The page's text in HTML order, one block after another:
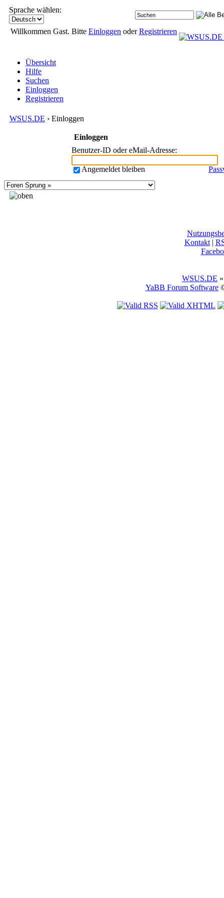
Sprache wählen:
Willkommen Gast. Bitte Einloggen oderRegistrieren
Übersicht
Hilfe
Suchen
Einloggen
Registrieren
WSUS.DE › Einloggen
Einloggen
Benutzer-ID oder eMail-Adresse:
Angemeldet bleiben
Kontakt|
WSUS.DE
YaBB Forum Software©